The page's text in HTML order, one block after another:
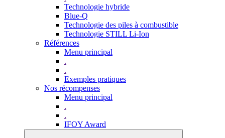
Technologie hybride
Blue-Q
Technologie des piles à combustible
Technologie STILL Li-Ion
Références
Menu principal
.
.
Exemples pratiques
Nos récompenses
Menu principal
.
.
IFOY Award